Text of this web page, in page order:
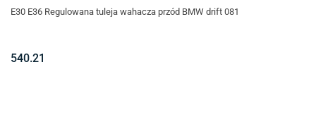
E30 E36 Regulowana tuleja wahacza przód BMW drift 081
540.21